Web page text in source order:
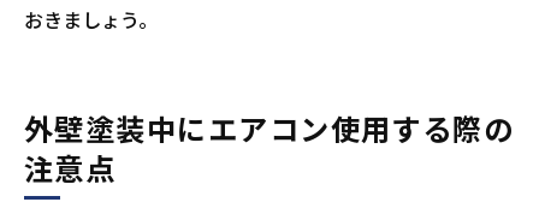
おきましょう。
外壁塗装中にエアコン使用する際の
注意点